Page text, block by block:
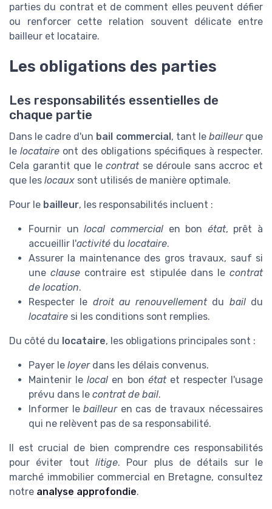
parties du contrat et de comment elles peuvent défier
ou renforcer cette relation souvent délicate entre
bailleur et locataire.
Les obligations des parties
Les responsabilités essentielles de
chaque partie
Dans le cadre d'un bail commercial, tant le bailleurque
le locataire ont des obligations spécifiques à respecter.
Cela garantit que lecontratse déroule sans accroc et
que les locaux sont utilisés de manière optimale.
Pour le bailleur, les responsabilités incluent :
Fournir unlocal commercialen bon état, prêt à
accueillir l'activité du locataire.
Assurer la maintenance des gros travaux, sauf si
uneclause contraire est stipulée dans lecontrat
de location.
Respecter le droit au renouvellementdu baildu
locataire si les conditions sont remplies.
Du côté du locataire, les obligations principales sont :
Payer le loyerdans les délais convenus.
Maintenir lelocal en bon étatet respecter l'usage
prévu dans le contrat de bail.
Informer lebailleuren cas de travaux nécessaires
qui ne relèvent pas de sa responsabilité.
Il est crucial de bien comprendre ces responsabilités
pour éviter tout litige. Pour plus de détails sur le
marché immobilier commercial en Bretagne, consultez
notre analyse approfondie.